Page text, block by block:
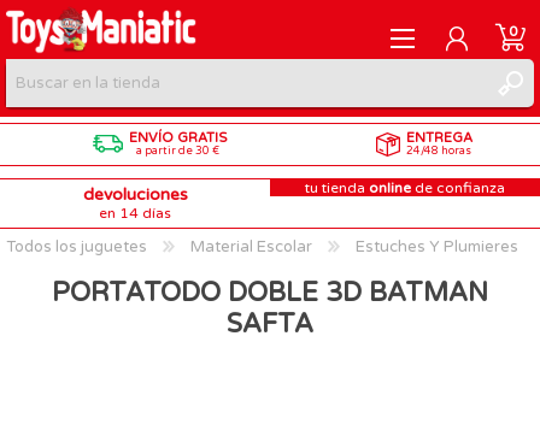
REGISTRARME
INICIAR SESIÓN
0
ENVÍO GRATIS
a partir de 30 €
ENTREGA
24/48 horas
devoluciones
en 14 días
tu tienda online de confianza
Todos los juguetes Material Escolar Estuches Y Plumieres
PORTATODO DOBLE 3D BATMAN
SAFTA